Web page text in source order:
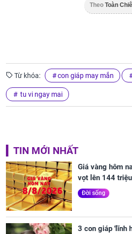
Theo Toàn
Từ khóa: con giáp may mắn
tu vi ngay mai
TIN MỚI NHẤT
Giá vàng hôm
vọt lên 144
Đời sống
3 con giáp 'lĩnh